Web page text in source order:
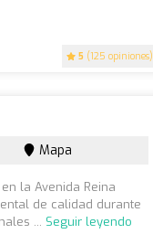
5 (125 opiniones)
Mapa
la Avenida Reina
de calidad durante
... Seguir leyendo